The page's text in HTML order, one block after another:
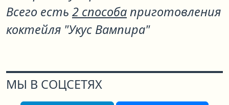
Всего есть 2 способаприготовления
коктейля "Укус Вампира"
МЫ В СОЦСЕТЯХ